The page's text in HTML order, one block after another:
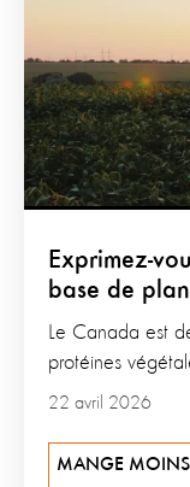
Exprimez-
base de
22 avril 2026
Le Canada est
protéines
MANGE